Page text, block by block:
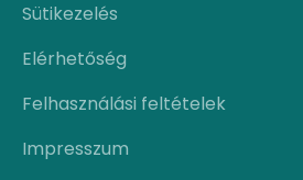
Sütikezelés
Elérhetőség
Felhasználási feltételek
Impresszum